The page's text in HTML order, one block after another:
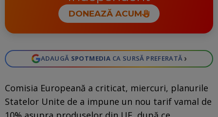
DONEAZĂ ACUM
ADAUGĂ SPOTMEDIA CA SURSĂ PREFERATĂ ›
Comisia Europeană a criticat, miercuri, planurile
Statelor Unite de a impune un nou tarif vamal de